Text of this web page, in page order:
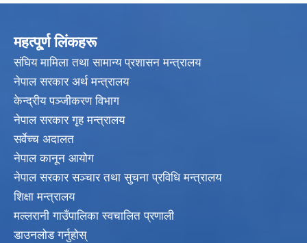
महत्पू्र्ण लिंकहरू
संघिय मामिला तथा सामान्य प्रशासन मन्त्रालय
नेपाल सरकार अर्थ मन्त्रालय
केन्द्रीय पञ्जीकरण विभाग
नेपाल सरकार गृह मन्त्रालय
सर्वेच्च अदालत
नेपाल कानून आयोग
नेपाल सरकार सञ्चार तथा सुचना प्रविधि मन्त्रालय
शिक्षा मन्त्रालय
मल्लरानी गाउँपालिका स्वचालित प्रणाली
डाउनलोड गर्नुहोस्